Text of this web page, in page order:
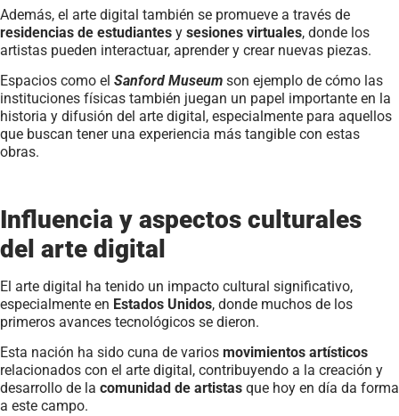
Además, el arte digital también se promueve a través de
residencias de estudiantes y sesiones virtuales, donde los
artistas pueden interactuar, aprender y crear nuevas piezas.
Espacios como el Sanford Museum son ejemplo de cómo las
instituciones físicas también juegan un papel importante en la
historia y difusión del arte digital, especialmente para aquellos
que buscan tener una experiencia más tangible con estas
obras.
Influencia y aspectos culturales
del arte digital
El arte digital ha tenido un impacto cultural significativo,
especialmente en Estados Unidos, donde muchos de los
primeros avances tecnológicos se dieron.
Esta nación ha sido cuna de varios movimientos artísticos
relacionados con el arte digital, contribuyendo a la creación y
desarrollo de la comunidad de artistas que hoy en día da forma
a este campo.